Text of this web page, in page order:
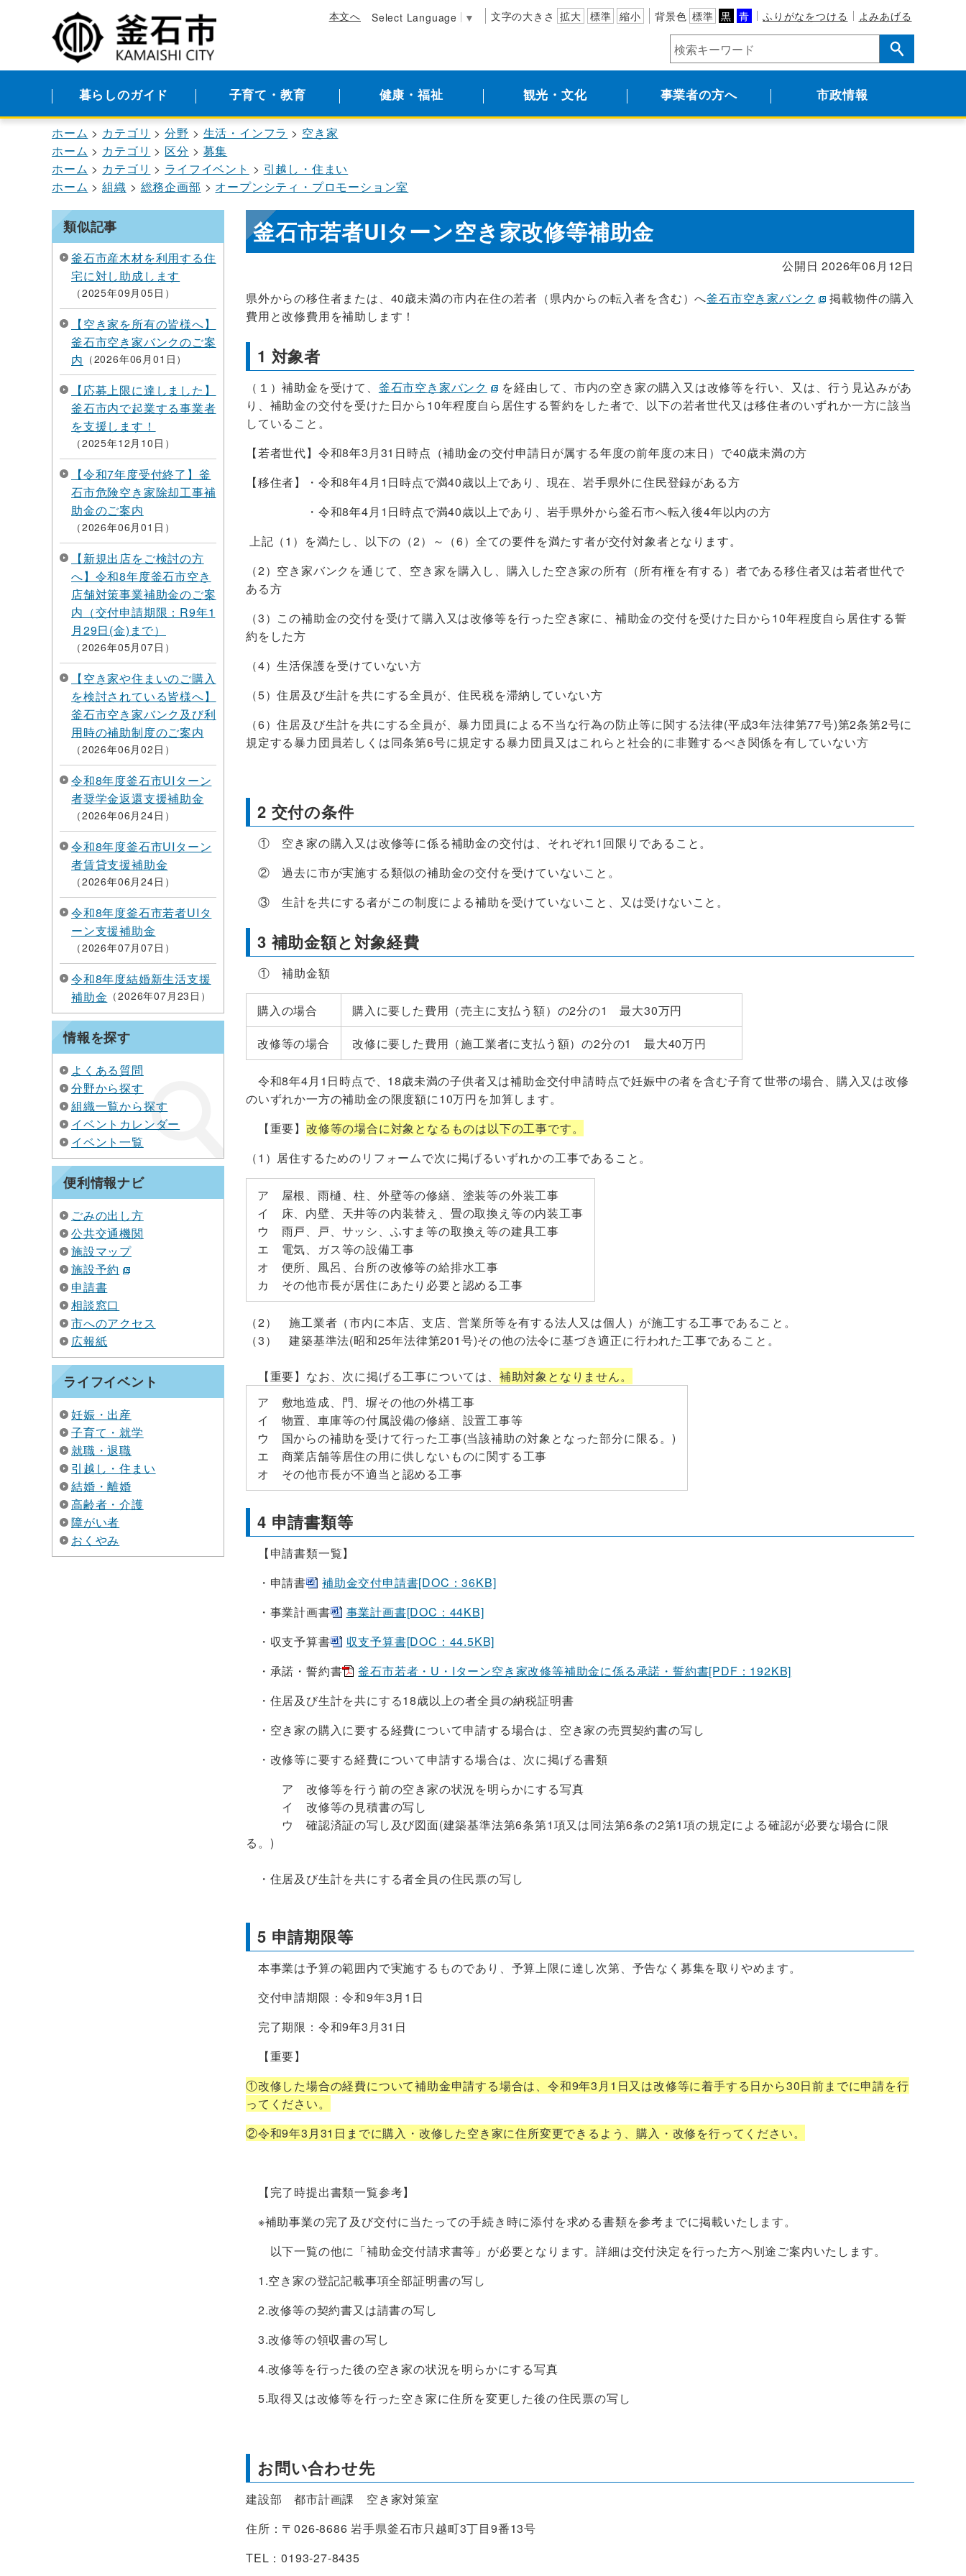
本文へ Select Language ▼ 文字の大きさ 拡大 標準 縮小 背景色 標準 黒 青 ふりがなをつける よみあげる
暮らしのガイド 子育て・教育 健康・福祉 観光・文化 事業者の方へ 市政情報
ホーム カテゴリ 分野 生活・インフラ
空き家
ホーム
カテゴリ 区分
募集
ホーム
カテゴリ ライフイベント
引越し・住まい
ホーム
組織 総務企画部 オープンシティ・プロモーション室
類似記事
釜石市産木材を利用する住
宅に対し助成します
2025年09月05日
【空き家を所有の皆様へ】
釜石市空き家バンクのご案
内
2026年06月01日
【応募上限に達しました】
釜石市内で起業する事業者
を支援します！
2025年12月10日
【令和7年度受付終了】釜
石市危険空き家除却工事補
助金のご案内
2026年06月01日
【新規出店をご検討の方
へ】令和8年度釜石市空き
店舗対策事業補助金のご案
内（交付申請期限：R9年1
月29日(金)まで）
2026年05月07日
【空き家や住まいのご購入
を検討されている皆様へ】
釜石市空き家バンク及び利
用時の補助制度のご案内
2026年06月02日
令和8年度釜石市UIターン
者奨学金返還支援補助金
2026年06月24日
令和8年度釜石市UIターン
者賃貸支援補助金
2026年06月24日
令和8年度釜石市若者UIタ
ーン支援補助金
2026年07月07日
令和8年度結婚新生活支援
補助金
2026年07月23日
情報を探す
よくある質問
分野から探す
組織一覧から探す
イベントカレンダー
イベント一覧
便利情報ナビ
ごみの出し方
公共交通機関
施設マップ
施設予約
申請書
相談窓口
市へのアクセス
広報紙
ライフイベント
妊娠・出産
子育て・就学
就職・退職
引越し・住まい
結婚・離婚
高齢者・介護
障がい者
おくやみ
釜石市若者UIターン空き家改修等補助金
公開日 2026年06月12日
県外からの移住者または、40歳未満の市内在住の若者（県内からの転入者を含む）へ釜石市空き家バンク
掲載物件の購入
費用と改修費用を補助します！
1 対象者
（１）補助金を受けて、 釜石市空き家バンク
を経由して、市内の空き家の購入又は改修等を行い、又は、行う見込みがあ
り、補助金の交付を受けた日から10年程度自ら居住する誓約をした者で、以下の若者世代又は移住者のいずれか一方に該当
していること。
【若者世代】令和8年3月31日時点（補助金の交付申請日が属する年度の前年度の末日）で40歳未満の方
【移住者】・令和8年4月1日時点で満40歳以上であり、現在、岩手県外に住民登録がある方
・令和8年4月1日時点で満40歳以上であり、岩手県外から釜石市へ転入後4年以内の方
上記（1）を満たし、以下の（2）～（6）全ての要件を満たす者が交付対象者となります。
（2）空き家バンクを通じて、空き家を購入し、購入した空き家の所有（所有権を有する）者である移住者又は若者世代で
ある方
（3）この補助金の交付を受けて購入又は改修等を行った空き家に、補助金の交付を受けた日から10年程度自ら居住する誓
約をした方
（4）生活保護を受けていない方
（5）住居及び生計を共にする全員が、住民税を滞納していない方
（6）住居及び生計を共にする全員が、暴力団員による不当な行為の防止等に関する法律(平成3年法律第77号)第2条第2号に
規定する暴力団員若しくは同条第6号に規定する暴力団員又はこれらと社会的に非難するべき関係を有していない方
2 交付の条件
① 空き家の購入又は改修等に係る補助金の交付は、それぞれ1回限りであること。
② 過去に市が実施する類似の補助金の交付を受けていないこと。
③ 生計を共にする者がこの制度による補助を受けていないこと、又は受けないこと。
3 補助金額と対象経費
① 補助金額
購入の場合
購入に要した費用（売主に支払う額）の2分の1 最大30万円
改修等の場合
改修に要した費用（施工業者に支払う額）の2分の1 最大40万円
令和8年4月1日時点で、18歳未満の子供者又は補助金交付申請時点で妊娠中の者を含む子育て世帯の場合、購入又は改修
のいずれか一方の補助金の限度額に10万円を加算します。
【重要】 改修等の場合に対象となるものは以下の工事です。
（1）居住するためのリフォームで次に掲げるいずれかの工事であること。
ア 屋根、雨樋、柱、外壁等の修繕、塗装等の外装工事
イ 床、内壁、天井等の内装替え、畳の取換え等の内装工事
ウ 雨戸、戸、サッシ、ふすま等の取換え等の建具工事
エ 電気、ガス等の設備工事
オ 便所、風呂、台所の改修等の給排水工事
カ その他市長が居住にあたり必要と認める工事
（2） 施工業者（市内に本店、支店、営業所等を有する法人又は個人）が施工する工事であること。
（3） 建築基準法(昭和25年法律第201号)その他の法令に基づき適正に行われた工事であること。
【重要】なお、次に掲げる工事については、 補助対象となりません。
ア 敷地造成、門、塀その他の外構工事
イ 物置、車庫等の付属設備の修繕、設置工事等
ウ 国からの補助を受けて行った工事(当該補助の対象となった部分に限る。)
エ 商業店舗等居住の用に供しないものに関する工事
オ その他市長が不適当と認める工事
4 申請書類等
【申請書類一覧】
・申請書
補助金交付申請書[DOC：36KB]
・事業計画書
事業計画書[DOC：44KB]
・収支予算書
収支予算書[DOC：44.5KB]
・承諾・誓約書
釜石市若者・U・Iターン空き家改修等補助金に係る承諾・誓約書[PDF：192KB]
・住居及び生計を共にする18歳以上の者全員の納税証明書
・空き家の購入に要する経費について申請する場合は、空き家の売買契約書の写し
・改修等に要する経費について申請する場合は、次に掲げる書類
ア 改修等を行う前の空き家の状況を明らかにする写真
イ 改修等の見積書の写し
ウ 確認済証の写し及び図面(建築基準法第6条第1項又は同法第6条の2第1項の規定による確認が必要な場合に限
る。)
・住居及び生計を共にする者全員の住民票の写し
5 申請期限等
本事業は予算の範囲内で実施するものであり、予算上限に達し次第、予告なく募集を取りやめます。
交付申請期限：令和9年3月1日
完了期限：令和9年3月31日
【重要】
①改修した場合の経費について補助金申請する場合は、令和9年3月1日又は改修等に着手する日から30日前までに申請を行
ってください。
②令和9年3月31日までに購入・改修した空き家に住所変更できるよう、購入・改修を行ってください。
【完了時提出書類一覧参考】
※補助事業の完了及び交付に当たっての手続き時に添付を求める書類を参考までに掲載いたします。
以下一覧の他に「補助金交付請求書等」が必要となります。詳細は交付決定を行った方へ別途ご案内いたします。
1.空き家の登記記載事項全部証明書の写し
2.改修等の契約書又は請書の写し
3.改修等の領収書の写し
4.改修等を行った後の空き家の状況を明らかにする写真
5.取得又は改修等を行った空き家に住所を変更した後の住民票の写し
お問い合わせ先
建設部 都市計画課 空き家対策室
住所：〒026-8686 岩手県釜石市只越町3丁目9番13号
TEL：0193-27-8435